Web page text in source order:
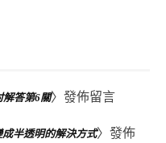
解答第6關〉發佈留言
半透明的解決方式〉發佈